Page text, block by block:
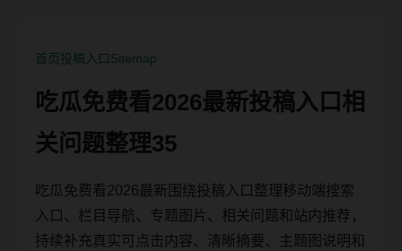
首页投稿入口Sitemap
吃瓜免费看2026最新投稿入口相
关问题整理35
吃瓜免费看2026最新围绕投稿入口整理移动端搜索
入口、栏目导航、专题图片、相关问题和站内推荐，
持续补充真实可点击内容、清晰摘要、主题图说明和